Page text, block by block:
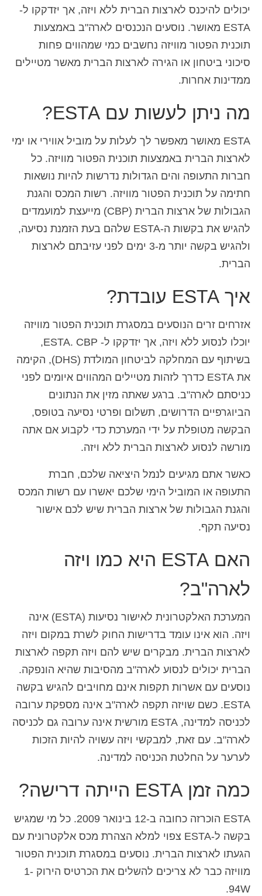
Nederlands
English
(אנגלית)
Eesti
(אסטונית )
Suomi
(
Deutsch
Ελληνικά
( יוונית )
Magyar
(הונגרית)
Italiano
(איטלקית
한국어
(קוראנית )
Polski
(פולנית)
Slovenčina
( סלאבית)
Slovenščina
(סלובנית)
Español
Svenska
(שוודית)
יכולים להיכנס לארצות הברית ללא ויזה, אך יזדקקו ל-
ESTA מאושר. נוסעים הנכנסים לארה"ב באמצעות
תוכנית הפטור מוויזה נחשבים כמי שמהווים פחות
סיכוני ביטחון או הגירה לארצות הברית מאשר מטיילים
ממדינות אחרות.
מה ניתן לעשות עם ESTA?
ESTA מאושר מאפשר לך לעלות על מוביל אווירי או ימי
לארצות הברית באמצעות תוכנית הפטור מוויזה. כל
חברות התעופה והים הגדולות נדרשות להיות נושאות
חתימה על תוכנית הפטור מוויזה. רשות המכס והגנת
הגבולות של ארצות הברית (CBP) מייעצת למועמדים
להגיש את בקשות ה-ESTA שלהם בעת הזמנת נסיעה,
ולהגיש בקשה יותר מ-3 ימים לפני עזיבתם לארצות
הברית.
איך ESTA עובדת?
אזרחים זרים הנוסעים במסגרת תוכנית הפטור מוויזה
יוכלו לנסוע ללא ויזה, אך יזדקקו ל- ESTA. CBP,
בשיתוף עם המחלקה לביטחון המולדת (DHS), הקימה
את ESTA כדרך לזהות מטיילים המהווים איומים לפני
כניסתם לארה"ב. ברגע שאתה מזין את הנתונים
הביוגרפיים הדרושים, תשלום ופרטי נסיעה בטופס,
הבקשה מטופלת על ידי המערכת כדי לקבוע אם אתה
מורשה לנסוע לארצות הברית ללא ויזה.
כאשר אתם מגיעים לנמל היציאה שלכם, חברת
התעופה או המוביל הימי שלכם יאשרו עם רשות המכס
והגנת הגבולות של ארצות הברית שיש לכם אישור
נסיעה תקף.
האם ESTA היא כמו ויזה
לארה"ב?
המערכת האלקטרונית לאישור נסיעות (ESTA) אינה
ויזה. הוא אינו עומד בדרישות החוק לשרת במקום ויזה
לארצות הברית. מבקרים שיש להם ויזה תקפה לארצות
הברית יכולים לנסוע לארה"ב מהסיבות שהיא הונפקה.
נוסעים עם אשרות תקפות אינם מחויבים להגיש בקשה
ESTA. כשם שויזה תקפה לארה"ב אינה מספקת ערובה
לכניסה למדינה, ESTA מורשית אינה ערובה גם לכניסה
לארה"ב. עם זאת, למבקשי ויזה עשויה להיות הזכות
לערער על החלטת הכניסה למדינה.
כמה זמן ESTA הייתה דרישה?
ESTA הוכרזה כחובה ב-12 בינואר 2009. כל מי שמגיש
בקשה ל-ESTA צפוי למלא הצהרת מכס אלקטרונית עם
הגעתו לארצות הברית. נוסעים במסגרת תוכנית הפטור
מוויזה כבר לא צריכים להשלים את הכרטיס הירוק 1-
94W.